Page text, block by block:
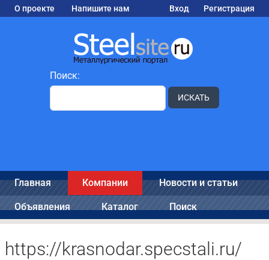
О проекте Напишите нам Вход Регистрация
Поиск:
ИСКАТЬ
Главная Компании Новости и статьи
Объявления Каталог Поиск
https://krasnodar.specstali.ru/